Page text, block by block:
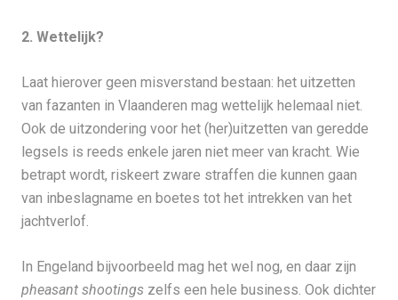
2. Wettelijk?
Laat hierover geen misverstand bestaan: het uitzetten
van fazanten in Vlaanderen mag wettelijk helemaal niet.
Ook de uitzondering voor het (her)uitzetten van geredde
legsels is reeds enkele jaren niet meer van kracht. Wie
betrapt wordt, riskeert zware straffen die kunnen gaan
van inbeslagname en boetes tot het intrekken van het
jachtverlof.
In Engeland bijvoorbeeld mag het wel nog, en daar zijn
pheasant shootingszelfs een hele business. Ook dichter